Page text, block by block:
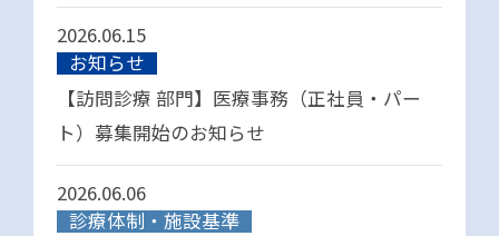
2026.06.15
お知らせ
【訪問診療 部門】医療事務（正社員・パー
ト）募集開始のお知らせ
2026.06.06
診療体制・施設基準